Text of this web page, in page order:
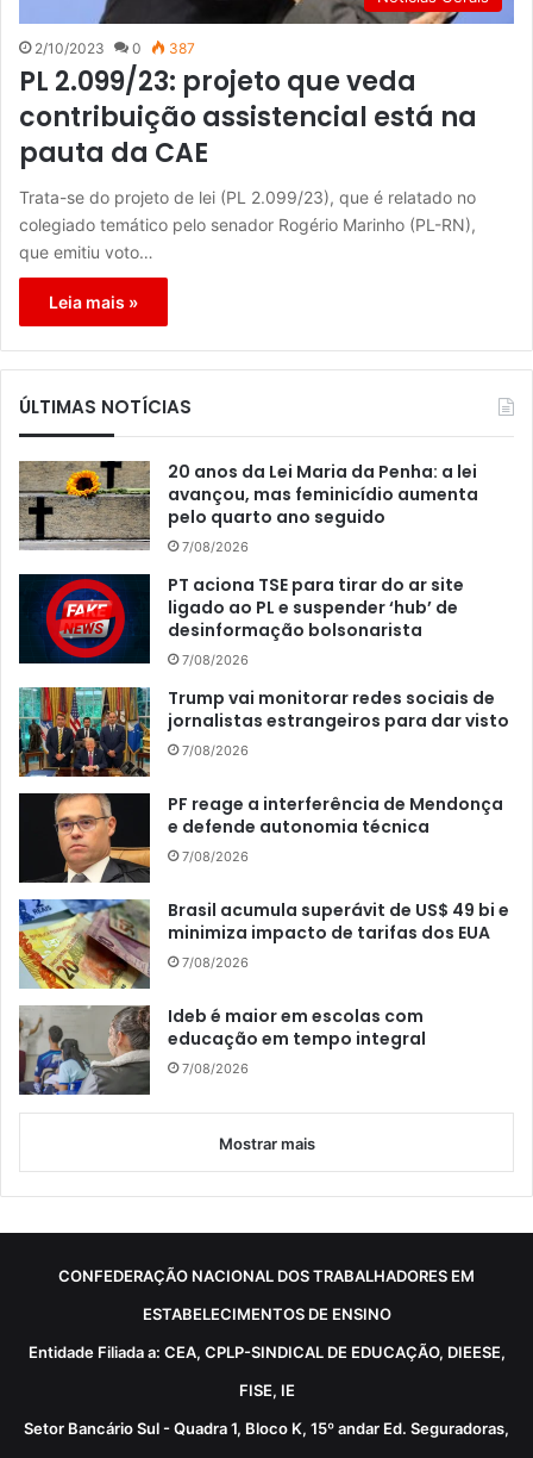
2/10/2023 0 387
PL 2.099/23: projeto que veda
contribuição assistencial está na
pauta da CAE
Trata-se do projeto de lei (PL 2.099/23), que é relatado no
colegiado temático pelo senador Rogério Marinho (PL-RN),
que emitiu voto…
Leia mais »
ÚLTIMAS NOTÍCIAS
20 anos da Lei Maria da Penha: a lei
avançou, mas feminicídio aumenta
pelo quarto ano seguido
7/08/2026
PT aciona TSE para tirar do ar site
ligado ao PL e suspender ‘hub’ de
desinformação bolsonarista
7/08/2026
Trump vai monitorar redes sociais de
jornalistas estrangeiros para dar visto
7/08/2026
PF reage a interferência de Mendonça
e defende autonomia técnica
7/08/2026
Brasil acumula superávit de US$ 49 bi e
minimiza impacto de tarifas dos EUA
7/08/2026
Ideb é maior em escolas com
educação em tempo integral
7/08/2026
Mostrar mais
CONFEDERAÇÃO NACIONAL DOS TRABALHADORES EM
ESTABELECIMENTOS DE ENSINO
Entidade Filiada a: CEA, CPLP-SINDICAL DE EDUCAÇÃO, DIEESE,
FISE, IE
Setor Bancário Sul - Quadra 1, Bloco K, 15º andar Ed. Seguradoras,